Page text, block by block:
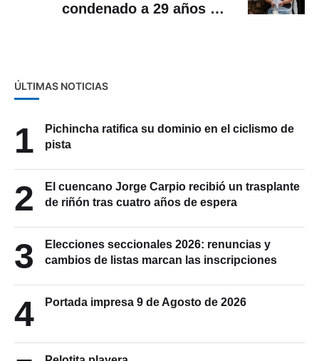
condenado a 29 años y 4
ÚLTIMAS NOTICIAS
1
Pichincha ratifica su dominio en el ciclismo de
pista
2
El cuencano Jorge Carpio recibió un trasplante
de riñón tras cuatro años de espera
3
Elecciones seccionales 2026: renuncias y
cambios de listas marcan las inscripciones
4 Portada impresa 9 de Agosto de 2026